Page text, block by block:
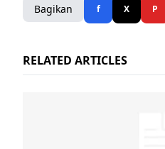
Bagikan f X P
RELATED ARTICLES